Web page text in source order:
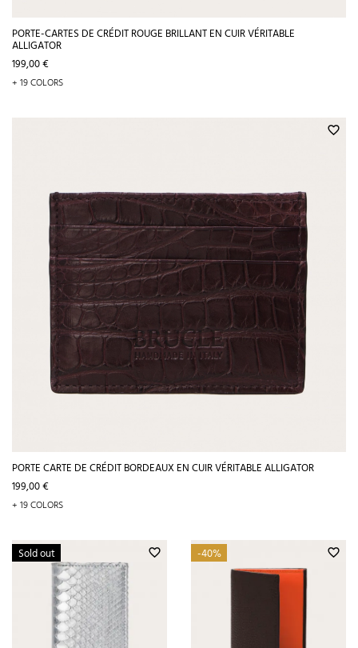
PORTE-CARTES DE CRÉDIT ROUGE BRILLANT EN CUIR VÉRITABLE
ALLIGATOR
Prix
199,00 €
+ 19 COLORS
favorite_border
PORTE CARTE DE CRÉDIT BORDEAUX EN CUIR VÉRITABLE ALLIGATOR
Prix
199,00 €
+ 19 COLORS
favorite_border
Sold out favorite_border
-40%